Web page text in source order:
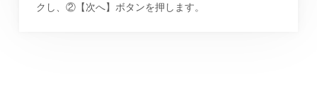
クし、②【次へ】ボタンを押します。